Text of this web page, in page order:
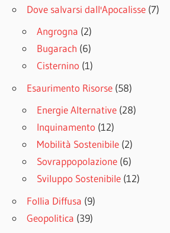
Dove salvarsi dall'Apocalisse (7)
Angrogna (2)
Bugarach (6)
Cisternino (1)
Esaurimento Risorse (58)
Energie Alternative (28)
Inquinamento (12)
Mobilità Sostenibile (2)
Sovrappopolazione (6)
Sviluppo Sostenibile (12)
Follia Diffusa (9)
Geopolitica (39)